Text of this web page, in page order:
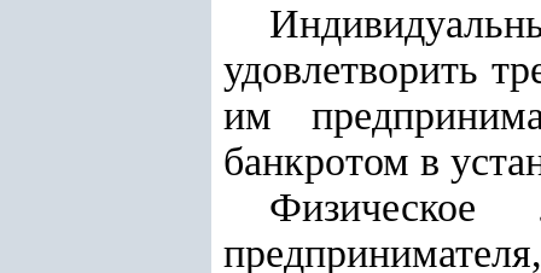
удовлетворить
им
банкротом в
Физическое